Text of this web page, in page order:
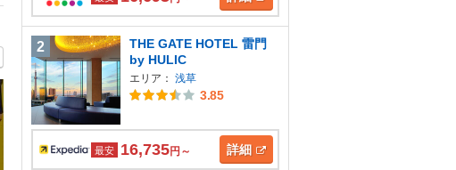
2
THE GATE HOTEL 雷門
by HULIC
エリア： 浅草
3.85
最安 16,735円～ 詳細